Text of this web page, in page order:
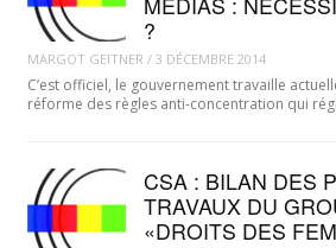
?
MARGOT GEITNER / 3 DÉCEMBRE 2014
C’est officiel, le gouvernement travaille
réforme des règles anti-concentration qui
CSA : BILAN DES
TRAVAUX DU
«DROITS DES